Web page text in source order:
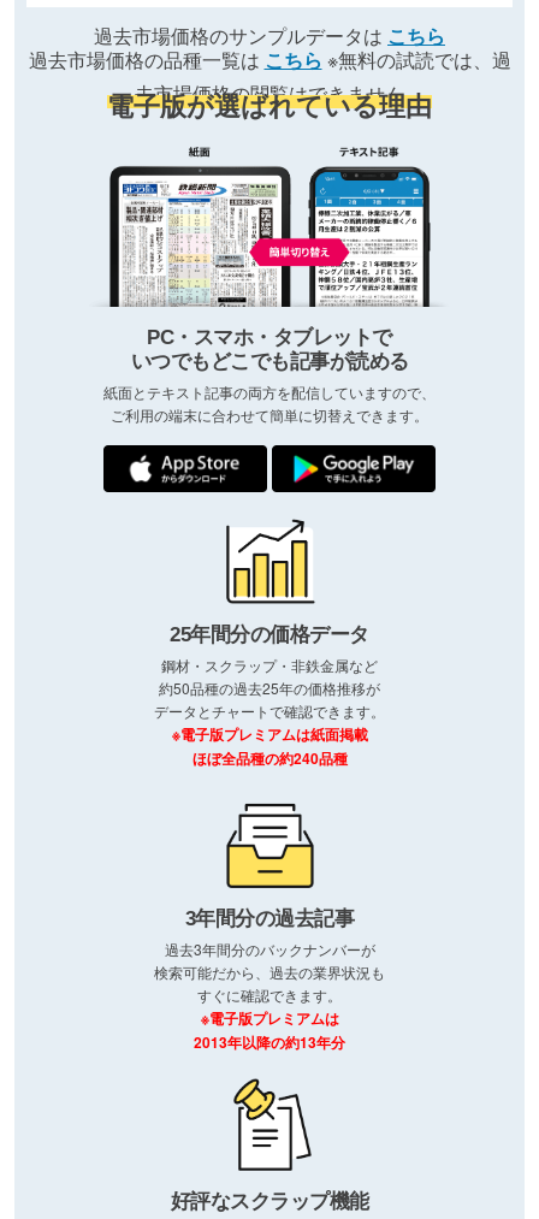
過去市場価格のサンプルデータは こちら
過去市場価格の品種一覧は こちら ※無料の試読では、過
去市場価格の閲覧はできません
電子版が選ばれている理由
PC・スマホ・タブレットで
いつでもどこでも記事が読める
紙面とテキスト記事の両方を配信していますので、
ご利用の端末に合わせて簡単に切替えできます。
25年間分の価格データ
鋼材・スクラップ・非鉄金属など
約50品種の過去25年の価格推移が
データとチャートで確認できます。
※電子版プレミアムは紙面掲載
ほぼ全品種の約240品種
3年間分の過去記事
過去3年間分のバックナンバーが
検索可能だから、過去の業界状況も
すぐに確認できます。
※電子版プレミアムは
2013年以降の約13年分
好評なスクラップ機能